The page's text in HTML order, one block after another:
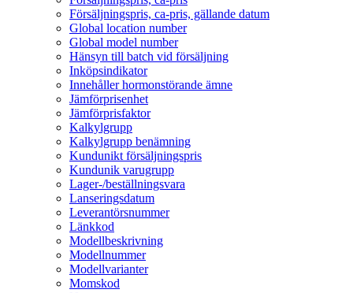
Försäljningspris, ca-pris, gällande datum
Global location number
Global model number
Hänsyn till batch vid försäljning
Inköpsindikator
Innehåller hormonstörande ämne
Jämförprisenhet
Jämförprisfaktor
Kalkylgrupp
Kalkylgrupp benämning
Kundunikt försäljningspris
Kundunik varugrupp
Lager-/beställningsvara
Lanseringsdatum
Leverantörsnummer
Länkkod
Modellbeskrivning
Modellnummer
Modellvarianter
Momskod